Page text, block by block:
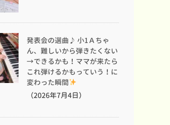
発表会の選曲♪ 小1Ａちゃ
ん、難しいから弾きたくない
→できるかも！ママが来たら
これ弾けるかもっていう！に
変わった瞬間
（2026年7月4日）